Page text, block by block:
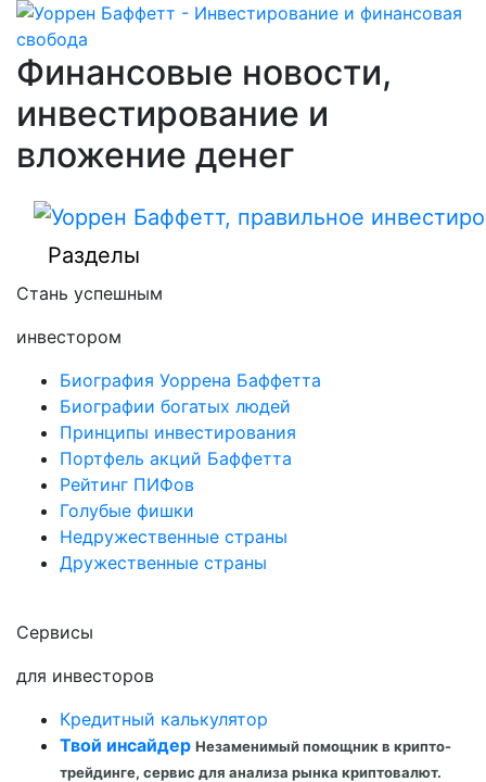
Финансовые новости,
инвестирование и
вложение денег
Разделы
Стань успешным
инвестором
Биография Уоррена Баффетта
Биографии богатых людей
Принципы инвестирования
Портфель акций Баффетта
Рейтинг ПИФов
Голубые фишки
Недружественные страны
Дружественные страны
Сервисы
для инвесторов
Кредитный калькулятор
Твой инсайдер Незаменимый помощник в крипто-
трейдинге, сервис для анализа рынка криптовалют.